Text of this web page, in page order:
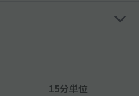
15分単位